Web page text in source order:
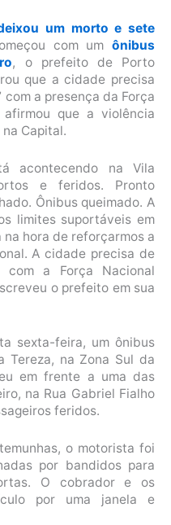
um morto e sete
com um ônibus
, o prefeito de Porto
que a cidade precisa
com a presença da Força
que a violência
Capital.
acontecendo na Vila
e feridos. Pronto
Ônibus queimado. A
limites suportáveis em
na hora de reforçarmos a
A cidade precisa de
com a Força Nacional
o prefeito em sua
sexta-feira, um ônibus
Tereza, na Zona Sul da
em frente a uma das
na Rua Gabriel Fialho
feridos.
o motorista foi
por bandidos para
O cobrador e os
por uma janela e